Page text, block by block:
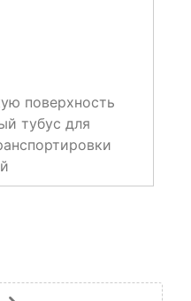
поверхность
тубус для